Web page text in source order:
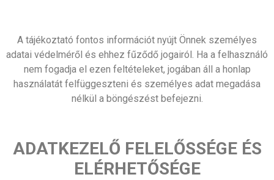
A tájékoztató fontos információt nyújt Önnek személyes
adatai védelméről és ehhez fűződő jogairól. Ha a felhasználó
nem fogadja el ezen feltételeket, jogában áll a honlap
használatát felfüggeszteni és személyes adat megadása
nélkül a böngészést befejezni.
ADATKEZELŐ FELELŐSSÉGE ÉS
ELÉRHETŐSÉGE